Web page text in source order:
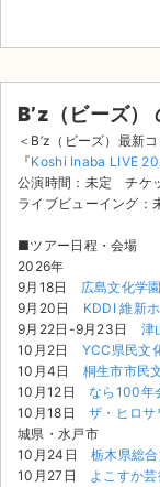
B’z（ビーズ）
＜B’z（ビーズ）最新
『Koshi Inaba LIVE
公演時間：未定 チケ
ライブビューイング：
■ツアー日程・会場
2026年
9月18日 広島文化学
9月20日 KDDI 維新
9月22日-9月23日 津
10月2日 YCC県民文
10月4日 桐生市市民
10月12日なら100年
10月18日ザ・ヒロサ
城県・水戸市
10月24日栃木県総
10月27日 よこすか